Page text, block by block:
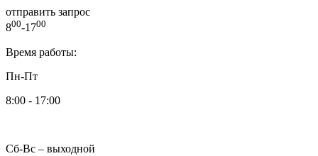
отправить запрос
800-1700
Время работы:
Пн-Пт
8:00 - 17:00
Сб-Вс – выходной